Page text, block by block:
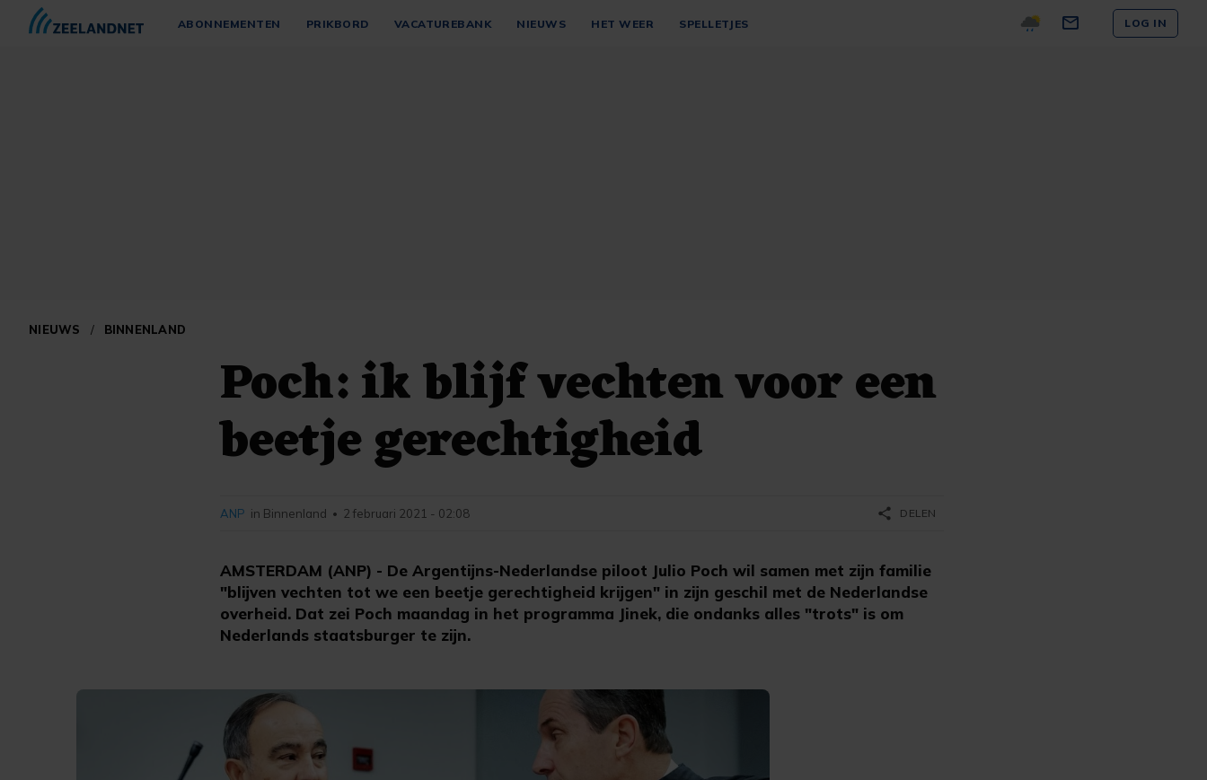
ABONNEMENTEN PRIKBORD VACATUREBANK NIEUWS HET WEER SPELLETJES LOG IN
NIEUWS / BINNENLAND
Poch: ik blijf vechten voor een
beetje gerechtigheid
AMSTERDAM (ANP) - De Argentijns-Nederlandse piloot Julio Poch wil samen met zijn familie
"blijven vechten tot we een beetje gerechtigheid krijgen" in zijn geschil met de Nederlandse
overheid. Dat zei Poch maandag in het programma Jinek, die ondanks alles "trots" is om
Nederlands staatsburger te zijn.
ANP in Binnenland • 2 februari 2021 - 02:08 share DELEN